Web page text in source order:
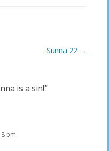
Sunna 22 →
is a sin!”
pm